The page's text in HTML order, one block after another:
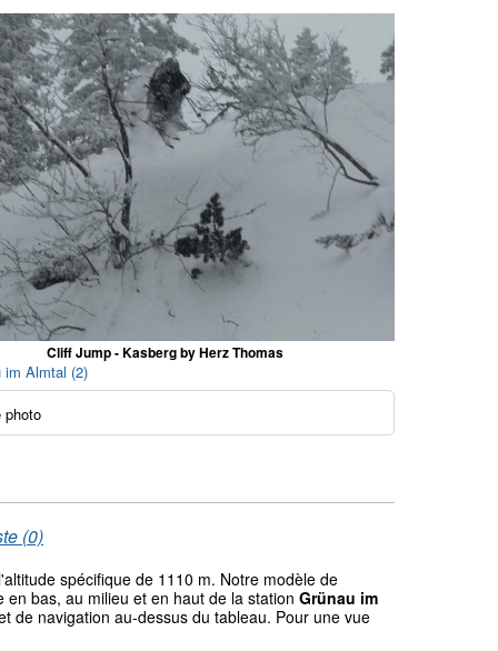
Cliff Jump - Kasberg by Herz Thomas
im Almtal (2)
photo
(0)
spécifique de 1110 m. Notre modèle de
bas, au milieu et en haut de la station Grünau im
de navigation au-dessus du tableau. Pour une vue